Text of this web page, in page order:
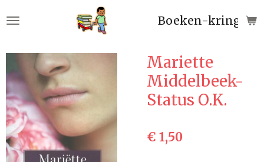
direct
de
hoofdinhoud
Boeken-
Mariette
Middelbeek-
Status O.K.
€ 1,50